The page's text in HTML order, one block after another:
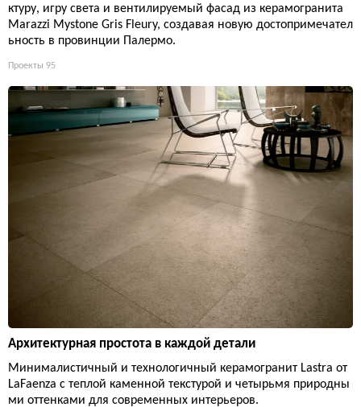
ктуру, игру света и вентилируемый фасад из керамогранита
Marazzi Mystone Gris Fleury, создавая новую достопримечател
ьность в провинции Палермо.
Проекты 95
Архитектурная простота в каждой детали
Минималистичный и технологичный керамогранит Lastra от
LaFaenza с теплой каменной текстурой и четырьмя природны
ми оттенками для современных интерьеров.